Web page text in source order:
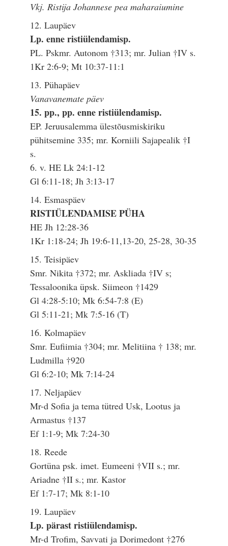
Vkj. Ristija Johannese pea maharaiumine
12. Laupäev
Lp. enne ristiülendamisp.
PL. Pskmr. Autonom †313; mr. Julian †IV s.
1Kr 2:6-9; Mt 10:37-11:1
13. Pühapäev
Vanavanemate päev
15. pp., pp. enne ristiülendamisp.
EP. Jeruusalemma ülestõusmiskiriku
pühitsemine 335; mr. Korniili Sajapealik †I
s.
6. v. HE Lk 24:1-12
Gl 6:11-18; Jh 3:13-17
14. Esmaspäev
RISTIÜLENDAMISE PÜHA
HE Jh 12:28-36
1Kr 1:18-24; Jh 19:6-11,13-20, 25-28, 30-35
15. Teisipäev
Smr. Nikita †372; mr. Askliada †IV s;
Tessaloonika üpsk. Siimeon †1429
Gl 4:28-5:10; Mk 6:54-7:8 (E)
Gl 5:11-21; Mk 7:5-16 (T)
16. Kolmapäev
Smr. Eufiimia †304; mr. Melitiina † 138; mr.
Ludmilla †920
Gl 6:2-10; Mk 7:14-24
17. Neljapäev
Mr-d Sofia ja tema tütred Usk, Lootus ja
Armastus †137
Ef 1:1-9; Mk 7:24-30
18. Reede
Gortüna psk. imet. Eumeeni †VII s.; mr.
Ariadne †II s.; mr. Kastor
Ef 1:7-17; Mk 8:1-10
19. Laupäev
Lp. pärast ristiülendamisp.
Mr-d Trofim, Savvati ja Dorimedont †276